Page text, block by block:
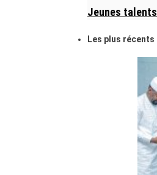
Jeunes talents
Les plus récents